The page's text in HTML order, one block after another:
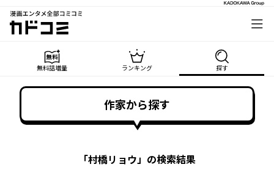
漫画エンタメ全部コミコミ
カドコミ
無料話増量 ランキング 探す
作家から探す
「村橋リョウ」の検索結果